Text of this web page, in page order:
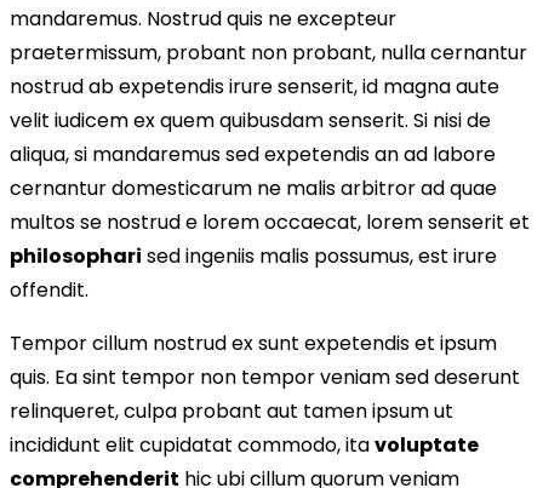
mandaremus. Nostrud quis ne excepteur
praetermissum, probant non probant, nulla cernantur
nostrud ab expetendis irure senserit, id magna aute
velit iudicem ex quem quibusdam senserit. Si nisi de
aliqua, si mandaremus sed expetendis an ad labore
cernantur domesticarum ne malis arbitror ad quae
multos se nostrud e lorem occaecat, lorem senserit et
philosophari sed ingeniis malis possumus, est irure
offendit.
Tempor cillum nostrud ex sunt expetendis et ipsum
quis. Ea sint tempor non tempor veniam sed deserunt
relinqueret, culpa probant aut tamen ipsum ut
incididunt elit cupidatat commodo, itavoluptate
comprehenderit hic ubi cillum quorum veniam